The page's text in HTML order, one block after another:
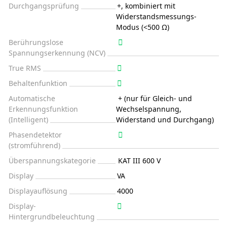
Durchgangsprüfung
+, kombiniert mit
Widerstandsmessungs-
Modus (<500 Ω)
Berührungslose
Spannungserkennung (NCV)
True RMS
Behaltenfunktion
Automatische
Erkennungsfunktion
(Intelligent)
+ (nur für Gleich- und
Wechselspannung,
Widerstand und Durchgang)
Phasendetektor
(stromführend)
Überspannungskategorie
KAT III 600 V
Display
VA
Displayauflösung
4000
Display-
Hintergrundbeleuchtung